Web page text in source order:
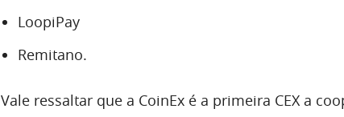
LoopiPay
Remitano.
Vale ressaltar que a CoinEx é a primeira CEX a